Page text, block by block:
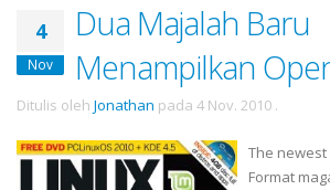
4
Nov
Dua Majalah Baru
Menampilkan
Ditulis oleh Jonathan pada 4 Nov. 2010 .
The
Format